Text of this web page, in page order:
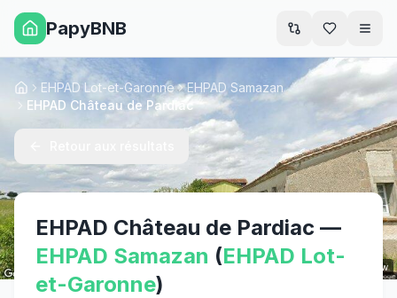
PapyBNB
Street View
AccueilEHPAD Lot-et-Garonne
EHPAD Samazan
EHPAD Château de Pardiac
EHPAD Château de Pardiac —
EHPAD Samazan (EHPAD Lot-
et-Garonne)